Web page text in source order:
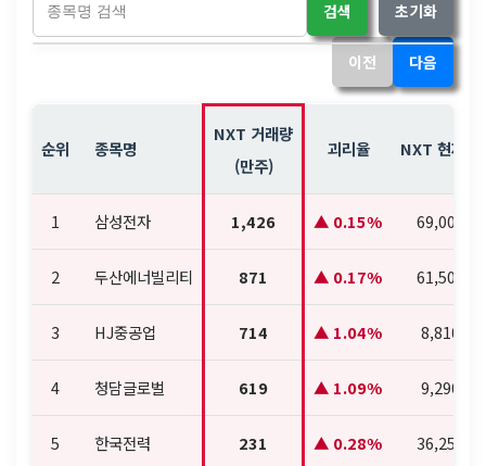
검색 초기화
이전 다음
순위 종목명
NXT 거래량
(만주)
괴리율 NXT 현재가
1 삼성전자 1,426 0.15% 69,000
2 두산에너빌리티 871 0.17% 61,500
3 HJ중공업 714 1.04% 8,810
4 청담글로벌 619 1.09% 9,290
5 한국전력 231 0.28% 36,250